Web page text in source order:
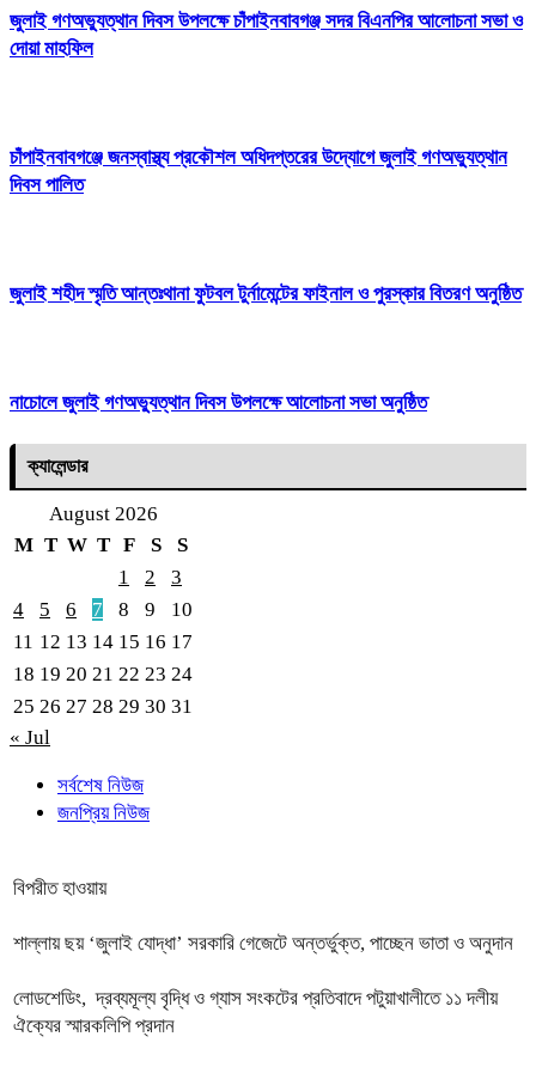
জুলাই গণঅভ্যুত্থান দিবস উপলক্ষে চাঁপাইনবাবগঞ্জ সদর বিএনপির আলোচনা সভা ও
দোয়া মাহফিল
চাঁপাইনবাবগঞ্জে জনস্বাস্থ্য প্রকৌশল অধিদপ্তরের উদ্যোগে জুলাই গণঅভ্যুত্থান
দিবস পালিত
জুলাই শহীদ স্মৃতি আন্তঃথানা ফুটবল টুর্নামেন্টের ফাইনাল ও পুরস্কার বিতরণ অনুষ্ঠিত
নাচোলে জুলাই গণঅভ্যুত্থান দিবস উপলক্ষে আলোচনা সভা অনুষ্ঠিত
ক্যালেন্ডার
August 2026
M T W T F S
S
1
2
3
4
5 6 7 8 9
10
11 12 13 14 15 16 17
18 19 20 21 22 23 24
25 26 27 28 29 30 31
« Jul
সর্বশেষ নিউজ
জনপ্রিয় নিউজ
বিপরীত হাওয়ায়
শাল্লায় ছয় ‘জুলাই যোদ্ধা’ সরকারি গেজেটে অন্তর্ভুক্ত, পাচ্ছেন ভাতা ও অনুদান
লোডশেডিং, দ্রব্যমূল্য বৃদ্ধি ও গ্যাস সংকটের প্রতিবাদে পটুয়াখালীতে ১১ দলীয়
ঐক্যের স্মারকলিপি প্রদান